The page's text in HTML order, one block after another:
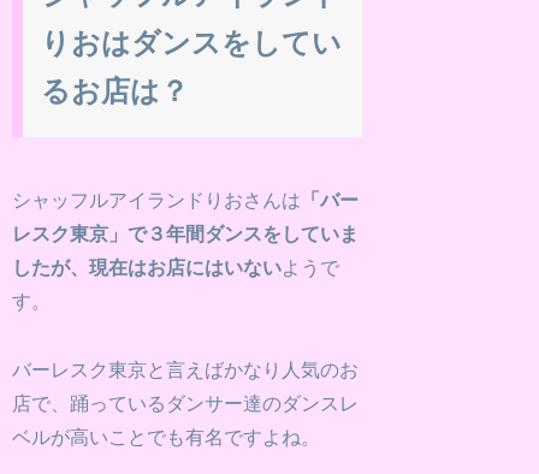
りおはダンスをしてい
るお店は？
シャッフルアイランドりおさんは 「バー
レスク東京」で３年間ダンスをしていま
したが、現在はお店にはいないようで
す。
バーレスク東京と言えばかなり人気のお
店で、踊っているダンサー達のダンスレ
ベルが高いことでも有名ですよね。